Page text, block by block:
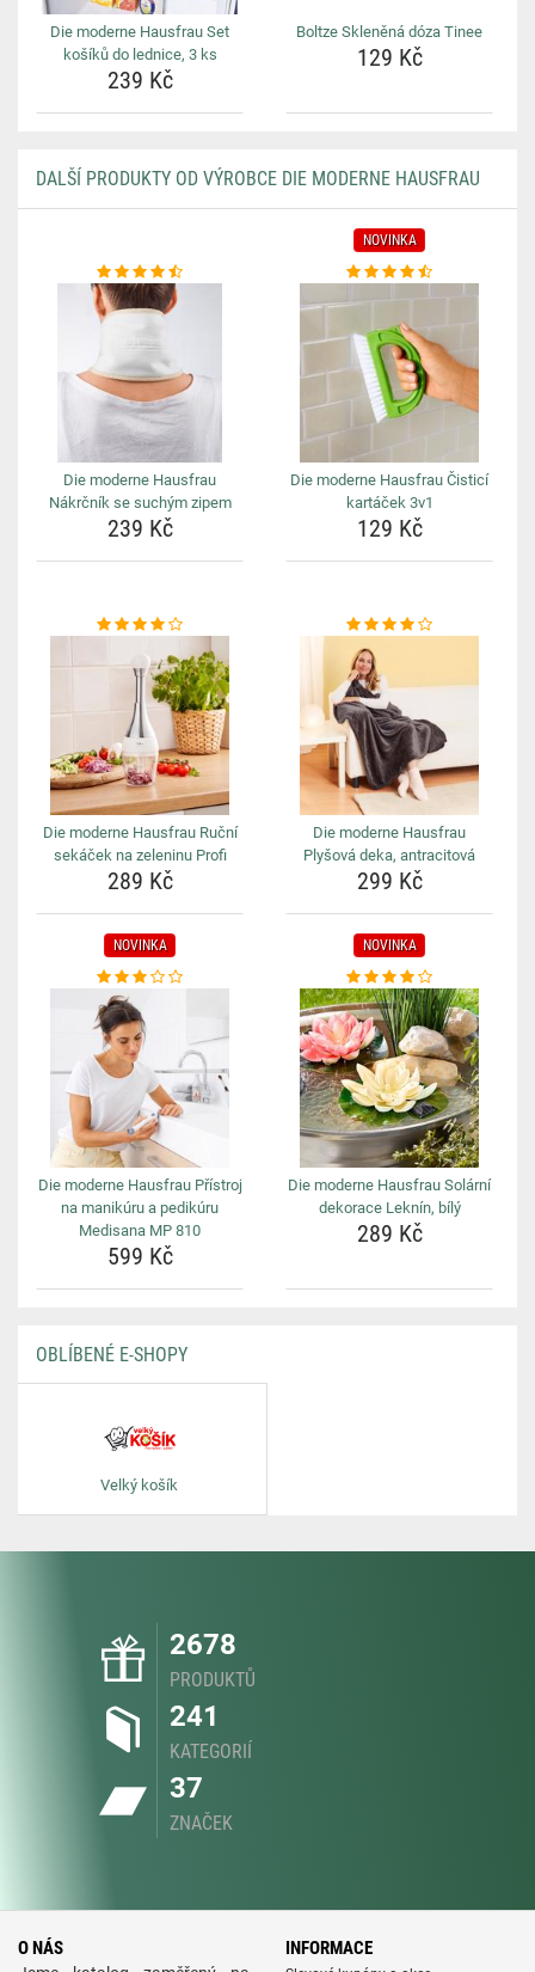
Die moderne Hausfrau Set
košíků do lednice, 3 ks
239 Kč
Boltze Skleněná dóza Tinee
129 Kč
DALŠÍ PRODUKTY OD VÝROBCE DIE MODERNE HAUSFRAU
Die moderne Hausfrau
Nákrčník se suchým zipem
239 Kč
NOVINKA
Die moderne Hausfrau Čisticí
kartáček 3v1
129 Kč
Die moderne Hausfrau Ruční
sekáček na zeleninu Profi
289 Kč
Die moderne Hausfrau
Plyšová deka, antracitová
299 Kč
NOVINKA
Die moderne Hausfrau Přístroj
na manikúru a pedikúru
Medisana MP 810
599 Kč
NOVINKA
Die moderne Hausfrau Solární
dekorace Leknín, bílý
289 Kč
OBLÍBENÉ E-SHOPY
Velký košík
2678
PRODUKTŮ
241
KATEGORIÍ
37
ZNAČEK
O NÁS INFORMACE